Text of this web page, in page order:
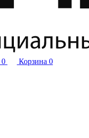
0 Корзина 0